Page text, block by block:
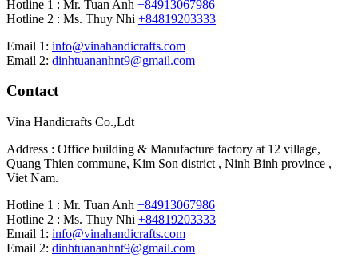
Hotline 1 : Mr. Tuan Anh +84913067986
Hotline 2 : Ms. Thuy Nhi +84819203333
Email 1: info@vinahandicrafts.com
Email 2: dinhtuananhnt9@gmail.com
Contact
Vina Handicrafts Co.,Ldt
Address : Office building & Manufacture factory at 12 village,
Quang Thien commune, Kim Son district , Ninh Binh province ,
Viet Nam.
Hotline 1 : Mr. Tuan Anh +84913067986
Hotline 2 : Ms. Thuy Nhi +84819203333
Email 1: info@vinahandicrafts.com
Email 2: dinhtuananhnt9@gmail.com